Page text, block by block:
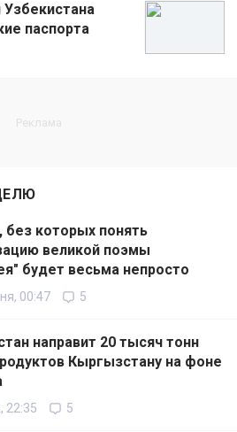
паспорта
без которых понять
великой поэмы
будет весьма непросто
00:47 5
направит 20 тысяч тонн
Кыргызстану на фоне
22:35 5